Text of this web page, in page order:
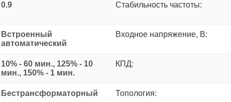
0.9 Стабильность частоты:
Встроенный
автоматический
Входное напряжение, В:
10% - 60 мин., 125% - 10
мин., 150% - 1 мин.
КПД:
Бестрансформаторный Топология: